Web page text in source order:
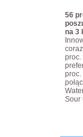
56
na 3
proc.
proc.
Sour